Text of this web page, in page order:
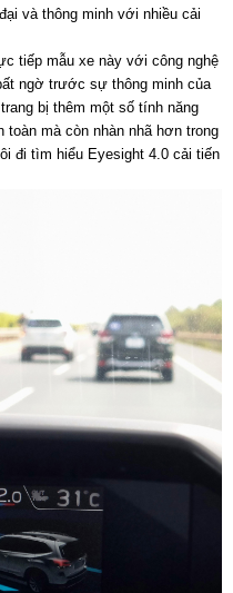
và thông minh với nhiều cải
tiếp mẫu xe này với công nghệ
ngờ trước sự thông minh của
bị thêm một số tính năng
mà còn nhàn nhã hơn trong
đi tìm hiểu Eyesight 4.0 cải tiến